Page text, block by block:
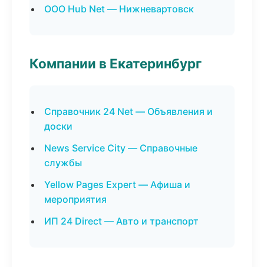
ООО Hub Net — Нижневартовск
Компании в Екатеринбург
Справочник 24 Net — Объявления и
доски
News Service City — Справочные
службы
Yellow Pages Expert — Афиша и
мероприятия
ИП 24 Direct — Авто и транспорт